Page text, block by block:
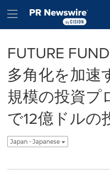
Hamburger menu
FUTURE
多角化を加速
規模の投資プ
で12億ドルの
Japan - Japanese